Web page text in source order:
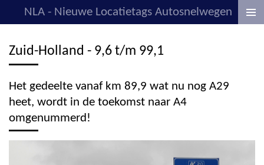
direct
de
NLA - Nieuwe Locatietags Autosnelwegen
Zuid-Holland - 9,6 t/m 99,1
Het gedeelte vanaf km 89,9 wat nu nog A29
heet, wordt in de toekomst naar A4
omgenummerd!